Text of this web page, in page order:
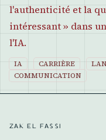
l'authenticité et la
intéressant » dans
l'IA.
IA CARRIÈRE
COMMUNICATION
ZAK EL FASSI